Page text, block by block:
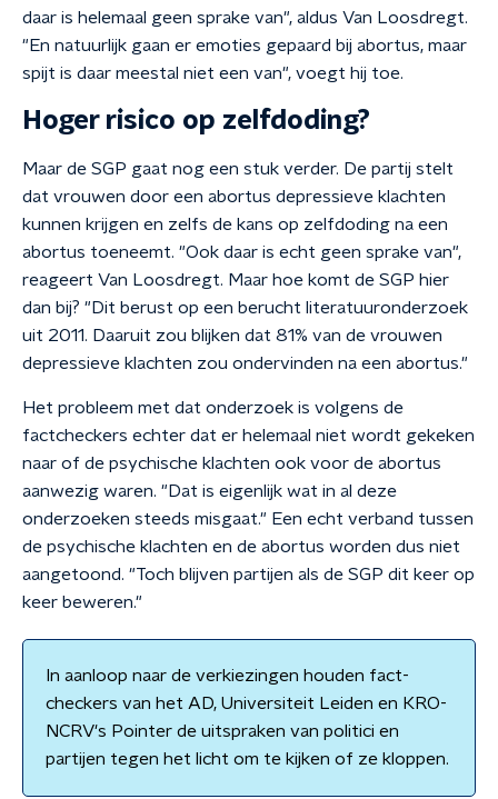
daar is helemaal geen sprake van", aldus Van Loosdregt.
"En natuurlijk gaan er emoties gepaard bij abortus, maar
spijt is daar meestal niet een van", voegt hij toe.
Hoger risico op zelfdoding?
Maar de SGP gaat nog een stuk verder. De partij stelt
dat vrouwen door een abortus depressieve klachten
kunnen krijgen en zelfs de kans op zelfdoding na een
abortus toeneemt. "Ook daar is echt geen sprake van",
reageert Van Loosdregt. Maar hoe komt de SGP hier
dan bij? "Dit berust op een berucht literatuuronderzoek
uit 2011. Daaruit zou blijken dat 81% van de vrouwen
depressieve klachten zou ondervinden na een abortus."
Het probleem met dat onderzoek is volgens de
factcheckers echter dat er helemaal niet wordt gekeken
naar of de psychische klachten ook voor de abortus
aanwezig waren. "Dat is eigenlijk wat in al deze
onderzoeken steeds misgaat." Een echt verband tussen
de psychische klachten en de abortus worden dus niet
aangetoond. "Toch blijven partijen als de SGP dit keer op
keer beweren."
In aanloop naar de verkiezingen houden fact-
checkers van het AD, Universiteit Leiden en KRO-
NCRV's Pointer de uitspraken van politici en
partijen tegen het licht om te kijken of ze kloppen.